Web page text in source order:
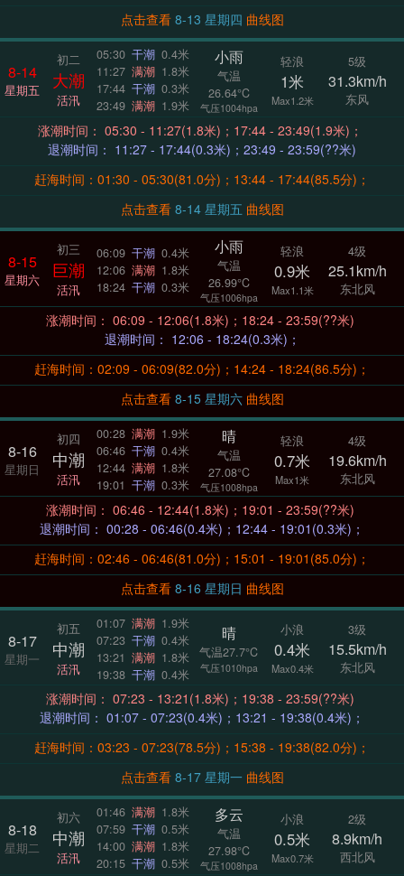
点击查看
8-13 星期四 曲线图
8-14
星期五
初二
大潮
活汛
05:30 干潮 0.4米
11:27 满潮 1.8米
17:44 干潮 0.3米
23:49 满潮 1.9米
小雨
气温
26.64°C
气压1004hpa
轻浪
1米
Max1.2米
5级
31.3km/h
东风
涨潮时间： 05:30 - 11:27(1.8米)；17:44 - 23:49(1.9米)；
退潮时间： 11:27 - 17:44(0.3米)；23:49 - 23:59(??米)
赶海时间：01:30 - 05:30(81.0分)；13:44 - 17:44(85.5分)；
点击查看
8-14 星期五 曲线图
8-15
星期六
初三
巨潮
活汛
06:09 干潮 0.4米
12:06 满潮 1.8米
18:24 干潮 0.3米
小雨
气温
26.99°C
气压1006hpa
轻浪
0.9米
Max1.1米
4级
25.1km/h
东北风
涨潮时间： 06:09 - 12:06(1.8米)；18:24 - 23:59(??米)
退潮时间： 12:06 - 18:24(0.3米)；
赶海时间：02:09 - 06:09(82.0分)；14:24 - 18:24(86.5分)；
点击查看
8-15 星期六 曲线图
8-16
星期日
初四
中潮
活汛
00:28 满潮 1.9米
06:46 干潮 0.4米
12:44 满潮 1.8米
19:01 干潮 0.3米
晴
气温
27.08°C
气压1008hpa
轻浪
0.7米
Max1米
4级
19.6km/h
东北风
涨潮时间： 06:46 - 12:44(1.8米)；19:01 - 23:59(??米)
退潮时间： 00:28 - 06:46(0.4米)；12:44 - 19:01(0.3米)；
赶海时间：02:46 - 06:46(81.0分)；15:01 - 19:01(85.0分)；
点击查看
8-16 星期日 曲线图
8-17
星期一
初五
中潮
活汛
01:07 满潮 1.9米
07:23 干潮 0.4米
13:21 满潮 1.8米
19:38 干潮 0.4米
晴
气温27.7°C
气压1010hpa
小浪
0.4米
Max0.4米
3级
15.5km/h
东北风
涨潮时间： 07:23 - 13:21(1.8米)；19:38 - 23:59(??米)
退潮时间： 01:07 - 07:23(0.4米)；13:21 - 19:38(0.4米)；
赶海时间：03:23 - 07:23(78.5分)；15:38 - 19:38(82.0分)；
点击查看
8-17 星期一 曲线图
8-18
星期二
初六
中潮
活汛
01:46 满潮 1.8米
07:59 干潮 0.5米
14:00 满潮 1.8米
20:15 干潮 0.5米
多云
气温
27.98°C
气压1008hpa
小浪
0.5米
Max0.7米
2级
8.9km/h
西北风